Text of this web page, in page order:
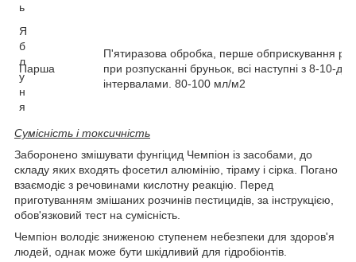
ь
Я
б
л
у
н
я
Парша
П'ятиразова обробка, перше обприскування
при розпусканні бруньок, всі наступні з 8-10-
інтервалами. 80-100 мл/м2
Сумісність і токсичність
Заборонено змішувати фунгіцид Чемпіон із засобами, до
складу яких входять фосетил алюмінію, тіраму і сірка. Погано
взаємодіє з речовинами кислотну реакцію. Перед
приготуванням змішаних розчинів пестицидів, за інструкцією,
обов'язковий тест на сумісність.
Чемпіон володіє зниженою ступенем небезпеки для здоров'я
людей, однак може бути шкідливий для гідробіонтів.